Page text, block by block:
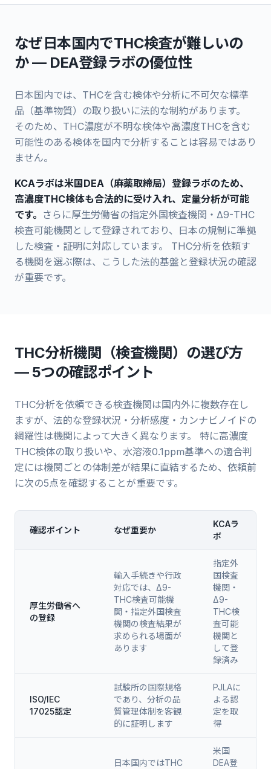
なぜ日本国内でTHC検査が難しいの
か — DEA登録ラボの優位性
日本国内では、THCを含む検体や分析に不可欠な標準
品（基準物質）の取り扱いに法的な制約があります。
そのため、THC濃度が不明な検体や高濃度THCを含む
可能性のある検体を国内で分析することは容易ではあり
ません。
KCAラボは米国DEA（麻薬取締局）登録ラボのため、
高濃度THC検体も合法的に受け入れ、定量分析が可能
です。 さらに厚生労働省の指定外国検査機関・Δ9-THC
検査可能機関として登録されており、日本の規制に準拠
した検査・証明に対応しています。 THC分析を依頼す
る機関を選ぶ際は、こうした法的基盤と登録状況の確認
が重要です。
THC分析機関（検査機関）の選び方
— 5つの確認ポイント
THC分析を依頼できる検査機関は国内外に複数存在し
ますが、法的な登録状況・分析感度・カンナビノイドの
網羅性は機関によって大きく異なります。 特に高濃度
THC検体の取り扱いや、水溶液0.1ppm基準への適合判
定には機関ごとの体制差が結果に直結するため、依頼前
に次の5点を確認することが重要です。
確認ポイント なぜ重要か
KCAラ
ボ
厚生労働省へ
の登録
輸入手続きや行政
対応では、Δ9-
THC検査可能機
関・指定外国検査
機関の検査結果が
求められる場面が
あります
指定外
国検査
機関・
Δ9-
THC検
査可能
機関と
して登
録済み
ISO/IEC
17025認定
試験所の国際規格
であり、分析の品
質管理体制を客観
的に証明します
PJLAに
よる認
定を取
得
日本国内ではTHC
米国
DEA登